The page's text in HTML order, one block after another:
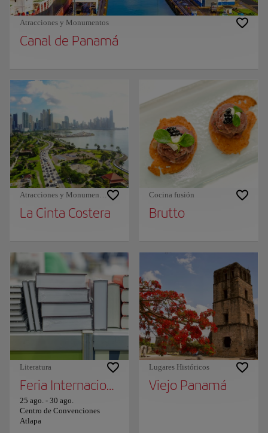
Atracciones y Monumentos
Canal de Panamá
Atracciones y Monumentos
La Cinta Costera
Cocina fusión
Brutto
Literatura
Feria Internacional del Libro de Panamá
25 ago. - 30 ago.
Centro de Convenciones
Atlapa
Lugares Históricos
Viejo Panamá